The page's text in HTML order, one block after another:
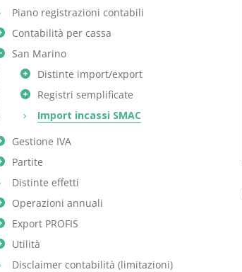
Piano registrazioni contabili
Contabilità per cassa
San Marino
Distinte import/export
Registri semplificate
Import incassi SMAC
Gestione IVA
Partite
Distinte effetti
Operazioni annuali
Export PROFIS
Utilità
Disclaimer contabilità (limitazioni)